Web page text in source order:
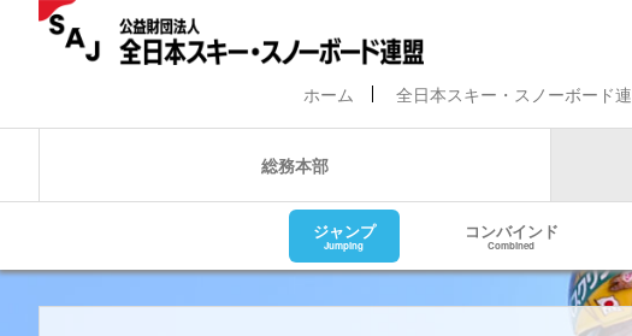
ホーム 全日本スキー・スノーボード
総務本部
ジャンプ
Jumping
コンバインド
Combined